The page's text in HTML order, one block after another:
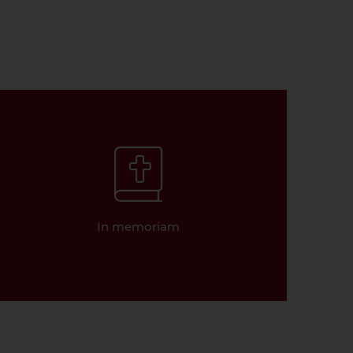
In memoriam